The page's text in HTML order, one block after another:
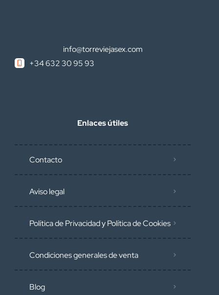
info@torreviejasex.com
+34 632 30 95 93
Enlaces útiles
Contacto
Aviso legal
Política de Privacidad y Política de Cookies
Condiciones generales de venta
Blog